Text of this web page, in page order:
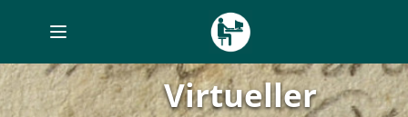
Toggle
navigation
Virtueller